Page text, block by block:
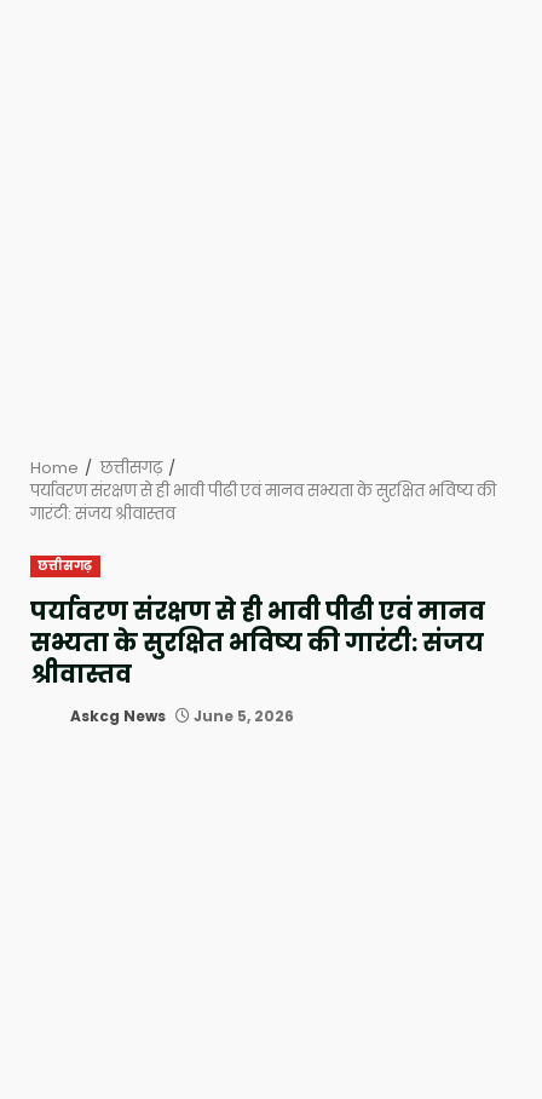
Home
छत्तीसगढ़
पर्यावरण संरक्षण से ही भावी पीढी एवं मानव सभ्यता के सुरक्षित भविष्य की
गारंटी: संजय श्रीवास्तव
छत्तीसगढ़
पर्यावरण संरक्षण से ही भावी पीढी एवं मानव
सभ्यता के सुरक्षित भविष्य की गारंटी: संजय
श्रीवास्तव
Askcg News June 5, 2026